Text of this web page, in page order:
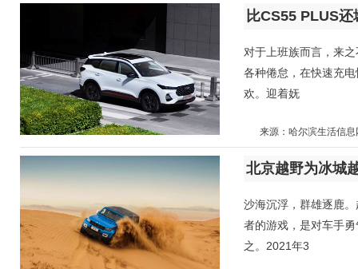
比CS55 PLUS
对于上班族而言，来
各种倦怠，在快速充
欢。迎着妩
来源：哈尔滨生活信息
沙海沉浮，群雄逐鹿
者的游戏，是对车手
之。2021年3